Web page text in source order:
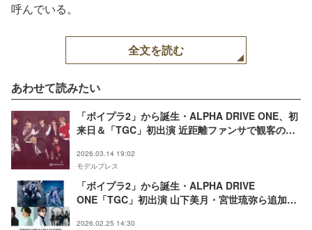
呼んでいる。
全文を読む
あわせて読みたい
「ボイプラ2」から誕生・ALPHA DRIVE ONE、初
来日＆「TGC」初出演 近距離ファンサで観客の心
2026.03.14 19:02
モデルプレス
「ボイプラ2」から誕生・ALPHA DRIVE
ONE「TGC」初出演 山下美月・宮世琉弥ら追加出
2026.02.25 14:30